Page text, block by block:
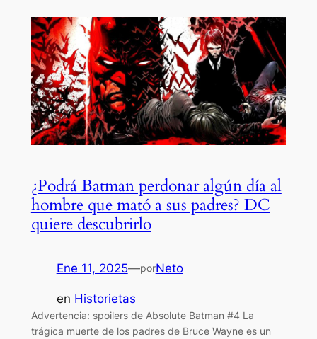
¿Podrá Batman perdonar algún día al
hombre que mató a sus padres? DC
quiere descubrirlo
Ene 11, 2025—porNeto
en Historietas
Advertencia: spoilers de Absolute Batman #4 La
trágica muerte de los padres de Bruce Wayne es un